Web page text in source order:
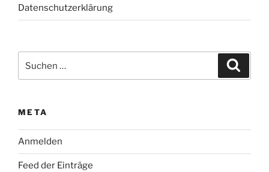
Datenschutzerklärung
nach:
META
Anmelden
Feed der Einträge